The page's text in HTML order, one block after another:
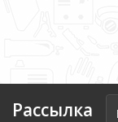
Рассылка